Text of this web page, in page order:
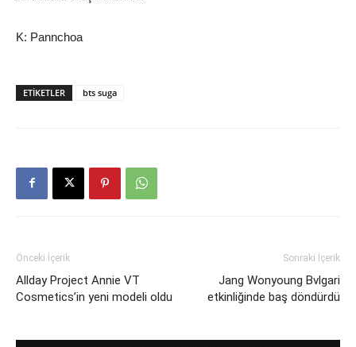
K: Pannchoa
ETIKETLER bts suga
Önceki İçerik
Allday Project Annie VT
Cosmetics’in yeni modeli oldu
Sonraki İçerik
Jang Wonyoung Bvlgari
etkinliğinde baş döndürdü